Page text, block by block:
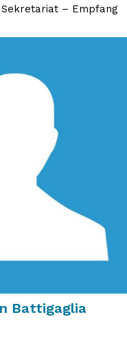
– Empfang
Battigaglia